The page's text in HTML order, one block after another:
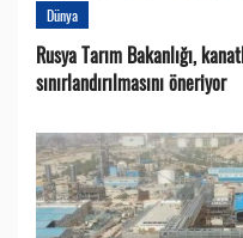
Dünya
Rusya Tarım Bakanlığı,
sınırlandırılmasını öneriyor